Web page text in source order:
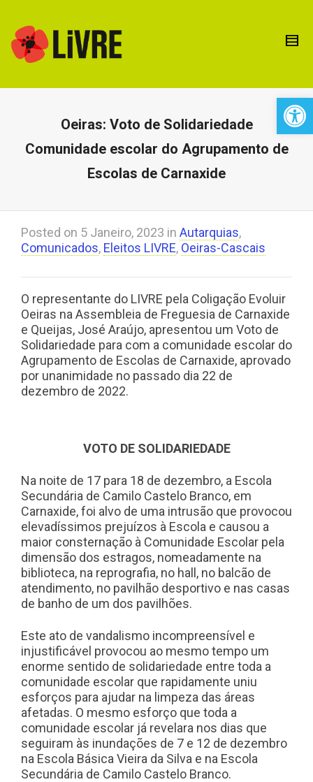
Oeiras: Voto de Solidariedade
Comunidade escolar do Agrupamento de
Escolas de Carnaxide
Posted on 5 Janeiro, 2023 in Autarquias,
Comunicados, Eleitos LIVRE, Oeiras-Cascais
O representante do LIVRE pela Coligação Evoluir
Oeiras na Assembleia de Freguesia de Carnaxide
e Queijas, José Araújo, apresentou um Voto de
Solidariedade para com a comunidade escolar do
Agrupamento de Escolas de Carnaxide, aprovado
por unanimidade no passado dia 22 de
dezembro de 2022.
VOTO DE SOLIDARIEDADE
Na noite de 17 para 18 de dezembro, a Escola
Secundária de Camilo Castelo Branco, em
Carnaxide, foi alvo de uma intrusão que provocou
elevadíssimos prejuízos à Escola e causou a
maior consternação à Comunidade Escolar pela
dimensão dos estragos, nomeadamente na
biblioteca, na reprografia, no hall, no balcão de
atendimento, no pavilhão desportivo e nas casas
de banho de um dos pavilhões.
Este ato de vandalismo incompreensível e
injustificável provocou ao mesmo tempo um
enorme sentido de solidariedade entre toda a
comunidade escolar que rapidamente uniu
esforços para ajudar na limpeza das áreas
afetadas. O mesmo esforço que toda a
comunidade escolar já revelara nos dias que
seguiram às inundações de 7 e 12 de dezembro
na Escola Básica Vieira da Silva e na Escola
Secundária de Camilo Castelo Branco.